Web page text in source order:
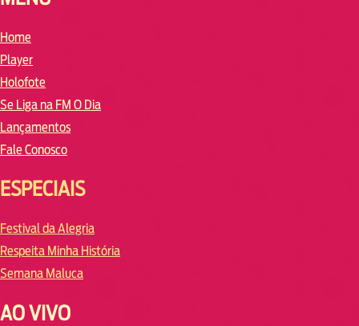
Home
Player
Holofote
Se Liga na FM O Dia
Lançamentos
Fale Conosco
ESPECIAIS
Festival da Alegria
Respeita Minha História
Semana Maluca
AO VIVO